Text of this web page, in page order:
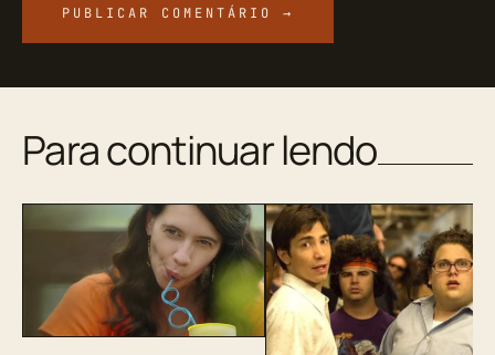
Para continuar lendo